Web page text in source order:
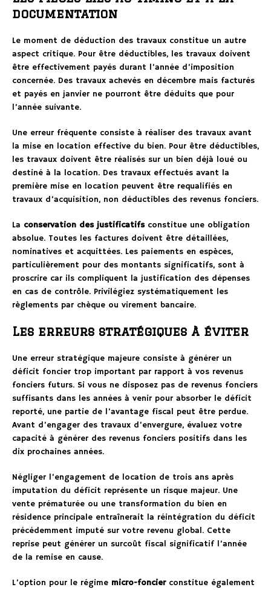
documentation
Le moment de déduction des travaux constitue un autre
aspect critique. Pour être déductibles, les travaux doivent
être effectivement payés durant l’année d’imposition
concernée. Des travaux achevés en décembre mais facturés
et payés en janvier ne pourront être déduits que pour
l’année suivante.
Une erreur fréquente consiste à réaliser des travaux avant
la mise en location effective du bien. Pour être déductibles,
les travaux doivent être réalisés sur un bien déjà loué ou
destiné à la location. Des travaux effectués avant la
première mise en location peuvent être requalifiés en
travaux d’acquisition, non déductibles des revenus fonciers.
La conservation des justificatifsconstitue une obligation
absolue. Toutes les factures doivent être détaillées,
nominatives et acquittées. Les paiements en espèces,
particulièrement pour des montants significatifs, sont à
proscrire car ils compliquent la justification des dépenses
en cas de contrôle. Privilégiez systématiquement les
règlements par chèque ou virement bancaire.
Les erreurs stratégiques à éviter
Une erreur stratégique majeure consiste à générer un
déficit foncier trop important par rapport à vos revenus
fonciers futurs. Si vous ne disposez pas de revenus fonciers
suffisants dans les années à venir pour absorber le déficit
reporté, une partie de l’avantage fiscal peut être perdue.
Avant d’engager des travaux d’envergure, évaluez votre
capacité à générer des revenus fonciers positifs dans les
dix prochaines années.
Négliger l’engagement de location de trois ans après
imputation du déficit représente un risque majeur. Une
vente prématurée ou une transformation du bien en
résidence principale entraînerait la réintégration du déficit
précédemment imputé sur votre revenu global. Cette
reprise peut générer un surcoût fiscal significatif l’année
de la remise en cause.
L’option pour le régime micro-foncierconstitue également